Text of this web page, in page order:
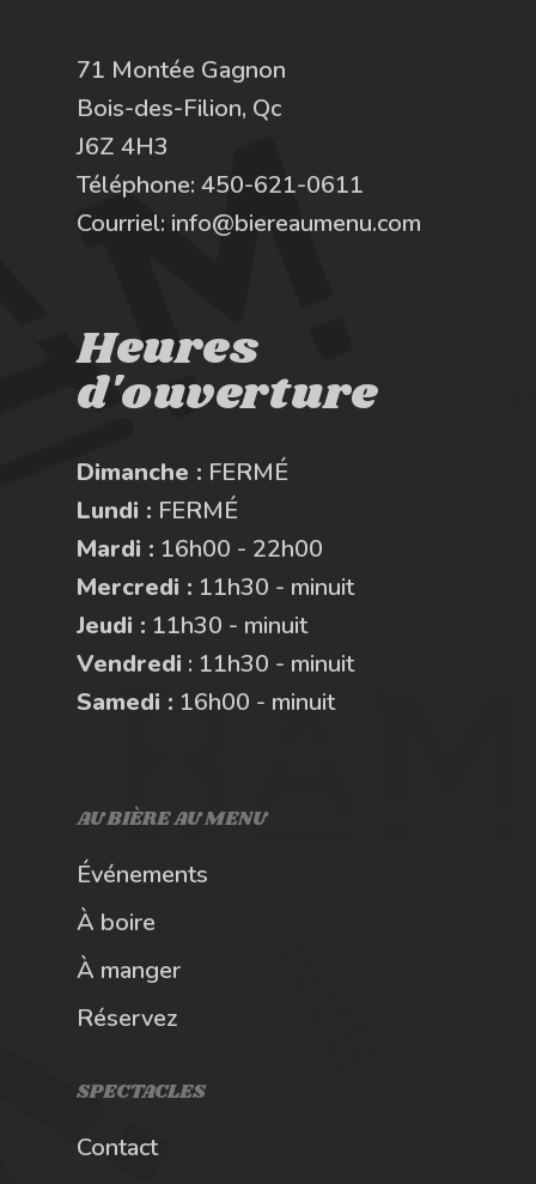
71 Montée Gagnon
Bois-des-Filion, Qc
J6Z 4H3
Téléphone: 450-621-0611
Courriel: info@biereaumenu.com
Heures
d'ouverture
Dimanche : FERMÉ
Lundi : FERMÉ
Mardi : 16h00 - 22h00
Mercredi : 11h30 - minuit
Jeudi : 11h30 - minuit
Vendredi : 11h30 - minuit
Samedi : 16h00 - minuit
AU BIÈRE AU MENU
Événements
À boire
À manger
Réservez
SPECTACLES
Contact